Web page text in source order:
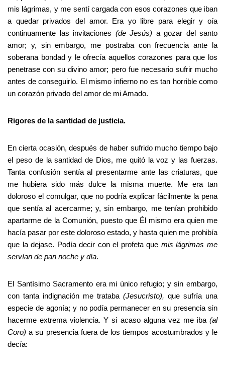
mis lágrimas, y me sentí cargada con esos corazones que iban
a quedar privados del amor. Era yo libre para elegir y oía
continuamente las invitaciones (de Jesús) a gozar del santo
amor; y, sin embargo, me postraba con frecuencia ante la
soberana bondad y le ofrecía aquellos corazones para que los
penetrase con su divino amor; pero fue necesario sufrir mucho
antes de conseguirlo. El mismo infierno no es tan horrible como
un corazón privado del amor de mi Amado.
Rigores de la santidad de justicia.
En cierta ocasión, después de haber sufrido mucho tiempo bajo
el peso de la santidad de Dios, me quitó la voz y las fuerzas.
Tanta confusión sentía al presentarme ante las criaturas, que
me hubiera sido más dulce la misma muerte. Me era tan
doloroso el comulgar, que no podría explicar fácilmente la pena
que sentía al acercarme; y, sin embargo, me tenían prohibido
apartarme de la Comunión, puesto que Él mismo era quien me
hacía pasar por este doloroso estado, y hasta quien me prohibía
que la dejase. Podía decir con el profeta que mis lágrimas me
servían de pan noche y día.
El Santísimo Sacramento era mi único refugio; y sin embargo,
con tanta indignación me trataba (Jesucristo), que sufría una
especie de agonía; y no podía permanecer en su presencia sin
hacerme extrema violencia. Y si acaso alguna vez me iba (al
Coro)a su presencia fuera de los tiempos acostumbrados y le
decía: